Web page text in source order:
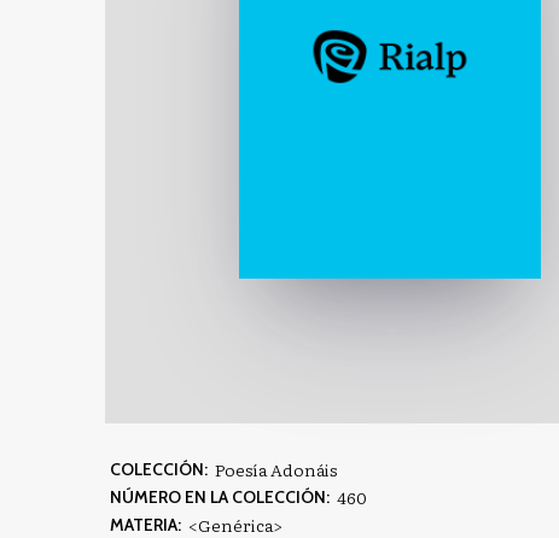
COLECCIÓN: Poesía Adonáis
NÚMERO EN LA COLECCIÓN: 460
MATERIA: <Genérica>